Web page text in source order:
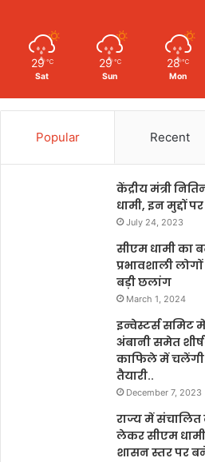
29 ℃
Sat
29 ℃
Sun
28 ℃
Mon
Popular Recent
केंद्रीय मंत्री
धामी, इन मुद्दों
July 24, 2023
सीएम धामी का
प्रभावशाली
बड़ी छलांग
March 1, 2024
इन्वेस्टर्स समिट
अंबानी समेत
काफिले में चलेंगी
तैयारी..
December 7, 2023
राज्य में संचालित
लेकर सीएम धामी
शासन स्तर पर